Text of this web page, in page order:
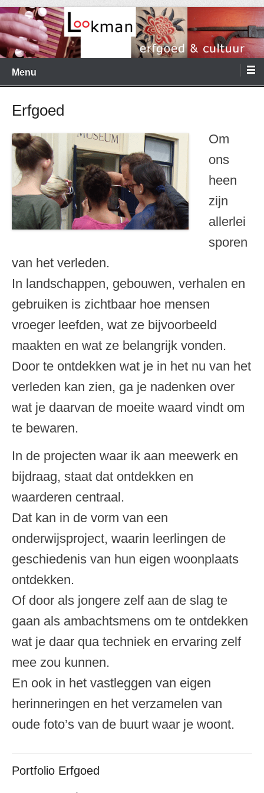
Ga
naar
de
inhoud
Menu
Erfgoed
Om
ons
heen
zijn
allerlei
sporen
van het verleden.
In landschappen, gebouwen, verhalen en
gebruiken is zichtbaar hoe mensen
vroeger leefden, wat ze bijvoorbeeld
maakten en wat ze belangrijk vonden.
Door te ontdekken wat je in het nu van het
verleden kan zien, ga je nadenken over
wat je daarvan de moeite waard vindt om
te bewaren.
In de projecten waar ik aan meewerk en
bijdraag, staat dat ontdekken en
waarderen centraal.
Dat kan in de vorm van een
onderwijsproject, waarin leerlingen de
geschiedenis van hun eigen woonplaats
ontdekken.
Of door als jongere zelf aan de slag te
gaan als ambachtsmens om te ontdekken
wat je daar qua techniek en ervaring zelf
mee zou kunnen.
En ook in het vastleggen van eigen
herinneringen en het verzamelen van
oude foto’s van de buurt waar je woont.
Portfolio Erfgoed